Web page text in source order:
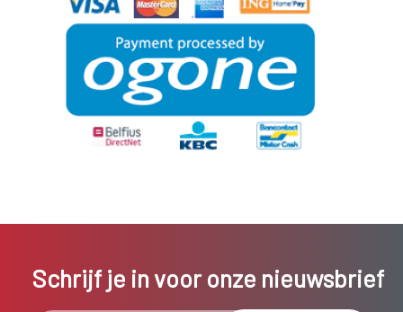
Schrijf je in voor onze nieuwsbrief